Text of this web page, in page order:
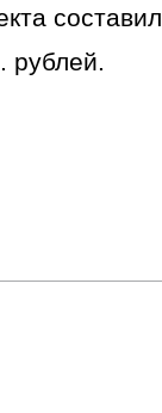
составил
рублей.